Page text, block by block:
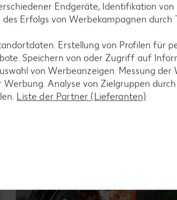
Laktoseintoleranz muss dich
ausbremsen, denn es geht auch ohne.
laktosefreien Rezepte bringen Vielfalt
für große und kleine Genießer, für die
Abendessen.
Endgeräte, Identifikation
Erfolgs von Werbekampagnen durch
Erstellung von Profilen für
Speichern von oder Zugriff auf
von Werbeanzeigen. Messung
Werbung. Analyse von Zielgruppen
Liste der Partner (Lieferanten)